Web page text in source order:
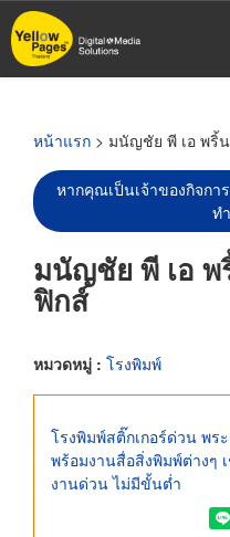
ข้าม
ไป
หน้าแรก > มนัญชัย พี เอ พริ้
หากคุณเป็นเจ้าของกิจกา
ท
มนัญชัย พี เอ
ฟิกส์
หมวดหมู่ : โรงพิมพ์
โรงพิมพ์สติ๊กเกอร์ด่วน พร
พร้อมงานสื่อสิ่งพิมพ์ต่างๆ
งานด่วน ไม่มีขั้นต่ำ